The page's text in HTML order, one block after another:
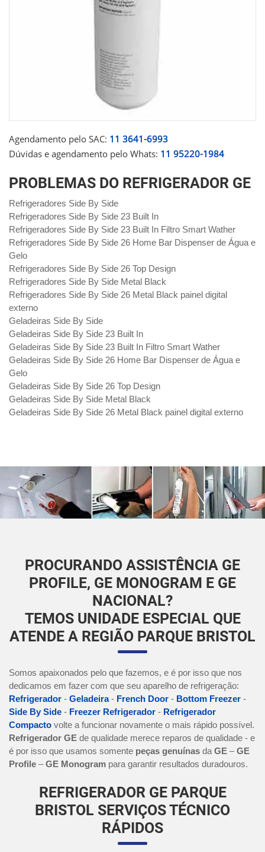
Agendamento pelo SAC: 11 3641-6993
Dúvidas e agendamento pelo Whats: 11 95220-1984
PROBLEMAS DO REFRIGERADOR GE
Refrigeradores Side By Side
Refrigeradores Side By Side 23 Built In
Refrigeradores Side By Side 23 Built In Filtro Smart Wather
Refrigeradores Side By Side 26 Home Bar Dispenser de Água e
Gelo
Refrigeradores Side By Side 26 Top Design
Refrigeradores Side By Side Metal Black
Refrigeradores Side By Side 26 Metal Black painel digital
externo
Geladeiras Side By Side
Geladeiras Side By Side 23 Built In
Geladeiras Side By Side 23 Built In Filtro Smart Wather
Geladeiras Side By Side 26 Home Bar Dispenser de Água e
Gelo
Geladeiras Side By Side 26 Top Design
Geladeiras Side By Side Metal Black
Geladeiras Side By Side 26 Metal Black painel digital externo
PROCURANDO ASSISTÊNCIA GE
PROFILE, GE MONOGRAM E GE
NACIONAL?
TEMOS UNIDADE ESPECIAL QUE
ATENDE A REGIÃO PARQUE BRISTOL
Somos apaixonados pelo que fazemos, e é por isso que nos
dedicamos em fazer com que seu aparelho de refrigeração:
Refrigerador - Geladeira- French Door - Bottom Freezer -
Side By Side - Freezer Refrigerador - Refrigerador
Compacto volte a funcionar novamente o mais rápido possível.
Refrigerador GE de qualidade merece reparos de qualidade - e
é por isso que usamos somente peças genuínas da GE –GE
Profile –GE Monogram para garantir resultados duradouros.
REFRIGERADOR GE PARQUE
BRISTOL SERVIÇOS TÉCNICO
RÁPIDOS